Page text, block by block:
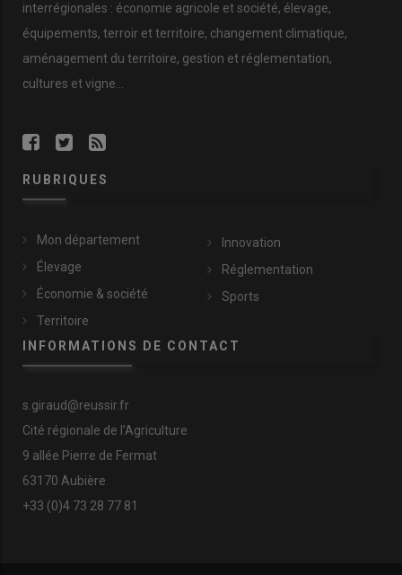
interrégionales : économie agricole et société, élevage,
équipements, terroir et territoire, changement climatique,
aménagement du territoire, gestion et réglementation,
cultures et vigne...
RUBRIQUES
Mon département
Élevage
Économie & société
Territoire
Innovation
Réglementation
Sports
INFORMATIONS DE CONTACT
s.giraud@reussir.fr
Cité régionale de l’Agriculture
9 allée Pierre de Fermat
63170 Aubière
+33 (0)4 73 28 77 81